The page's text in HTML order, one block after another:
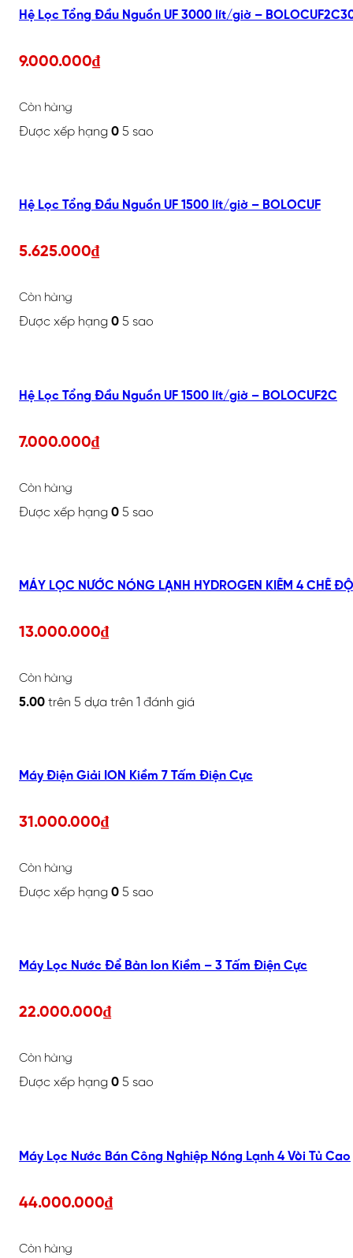
Hệ Lọc Tổng Đầu Nguồn UF 3000 lít/giờ –
9.000.000₫
Còn hàng
Được xếp hạng 0 5 sao
Hệ Lọc Tổng Đầu Nguồn UF 1500 lít/giờ – BOLOCUF
5.625.000₫
Còn hàng
Được xếp hạng 0 5 sao
Hệ Lọc Tổng Đầu Nguồn UF 1500 lít/giờ – BOLOCUF2C
7.000.000₫
Còn hàng
Được xếp hạng 0 5 sao
MÁY LỌC NƯỚC NÓNG LẠNH HYDROGEN KIỀM 4 CHẾ
13.000.000₫
Còn hàng
5.00 trên 5 dựa trên 1 đánh giá
Máy Điện Giải ION Kiềm 7 Tấm Điện Cực
31.000.000₫
Còn hàng
Được xếp hạng 0 5 sao
Máy Lọc Nước Để Bàn Ion Kiềm – 3 Tấm Điện Cực
22.000.000₫
Còn hàng
Được xếp hạng 0 5 sao
Máy Lọc Nước Bán Công Nghiệp Nóng Lạnh 4 Vòi Tủ Cao
44.000.000₫
Còn hàng